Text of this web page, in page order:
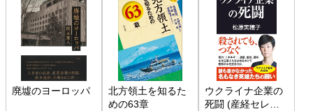
廃墟のヨーロッパ
北方領土を知るた
めの63章
ウクライナ企業の
死闘 (産経セレク